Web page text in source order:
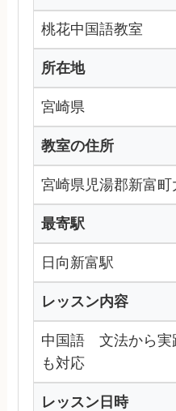
桃花中国語教室
所在地
宮崎県
教室の住所
宮崎県児湯郡新富
最寄駅
日向新富駅
レッスン内容
中国語 文法から
も対応
レッスン日時